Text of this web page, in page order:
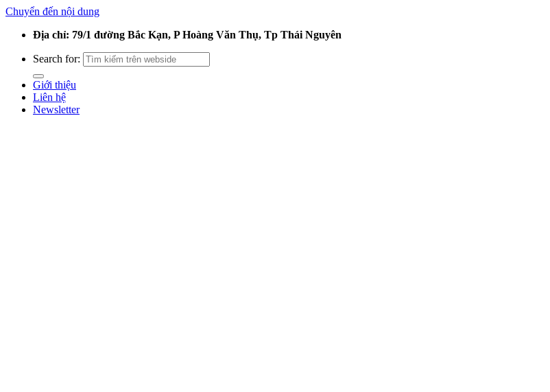
Chuyển đến nội dung
Địa chỉ: 79/1 đường Bắc Kạn, P Hoàng Văn Thụ, Tp Thái Nguyên
Search for:
Giới thiệu
Liên hệ
Newsletter